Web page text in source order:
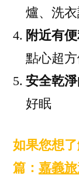
爐、洗
附近有
點心超
安全乾
好眠
如果您想
篇： 嘉義